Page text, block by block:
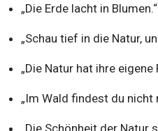
„Die Erde lacht in
„Schau tief in die Natur,
„Die Natur hat ihre
„Im Wald findest du nicht
„Die Schönheit der Natur